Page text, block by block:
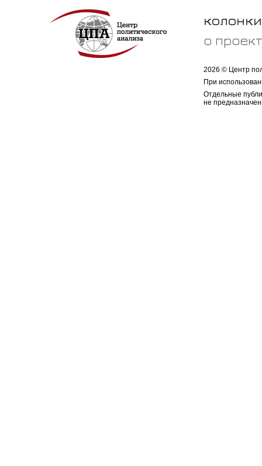
колонки
о
2026 © Центр
При
Отдельные
не